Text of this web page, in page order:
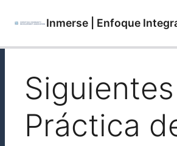
Inmerse | Enfoque
Práctica